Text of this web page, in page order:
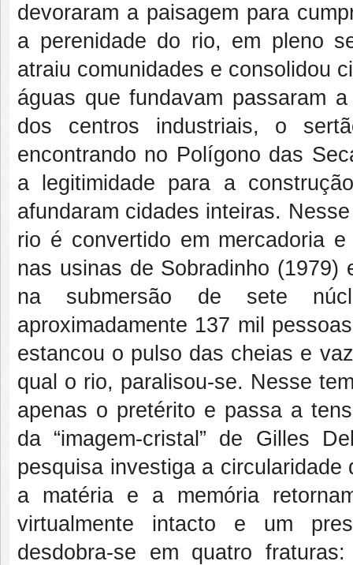
devoraram a paisagem para
a perenidade do rio, em pleno
atraiu comunidades e consolidou
águas que fundavam passaram
dos centros industriais, o
encontrando no Polígono das
a legitimidade para a
afundaram cidades inteiras.
rio é convertido em mercadoria
nas usinas de Sobradinho (1979)
na submersão de sete
aproximadamente 137 mil
estancou o pulso das cheias e
qual o rio, paralisou-se. Nesse
apenas o pretérito e passa a
da “imagem-cristal” de Gilles
pesquisa investiga a
a matéria e a memória
virtualmente intacto e um
desdobra-se em quatro